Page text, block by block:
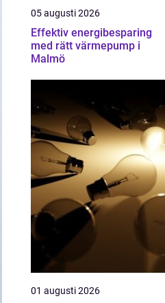
05 augusti 2026
Effektiv energibesparing
med rätt värmepump i
Malmö
01 augusti 2026